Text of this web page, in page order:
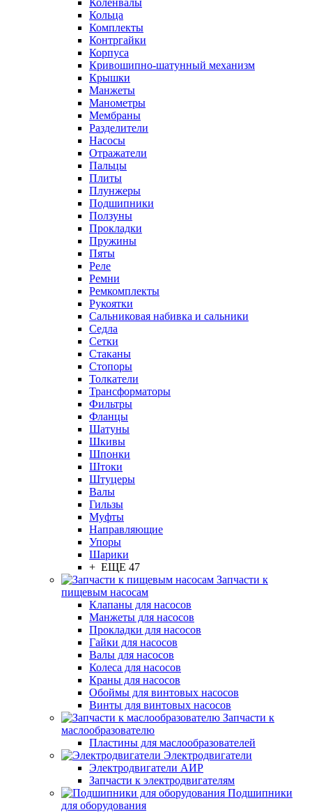
Коленвалы
Кольца
Комплекты
Контргайки
Корпуса
Кривошипно-шатунный механизм
Крышки
Манжеты
Манометры
Мембраны
Разделители
Насосы
Отражатели
Пальцы
Плиты
Плунжеры
Подшипники
Ползуны
Прокладки
Пружины
Пяты
Реле
Ремни
Ремкомплекты
Рукоятки
Сальниковая набивка и сальники
Седла
Сетки
Стаканы
Стопоры
Толкатели
Трансформаторы
Фильтры
Фланцы
Шатуны
Шкивы
Шпонки
Штоки
Штуцеры
Валы
Гильзы
Муфты
Направляющие
Упоры
Шарики
+ ЕЩЕ 47
Запчасти к
пищевым насосам
Клапаны для насосов
Манжеты для насосов
Прокладки для насосов
Гайки для насосов
Валы для насосов
Колеса для насосов
Краны для насосов
Обоймы для винтовых насосов
Винты для винтовых насосов
Запчасти к
маслообразователю
Пластины для маслообразователей
Электродвигатели
Электродвигатели АИР
Запчасти к электродвигателям
Подшипники
для оборудования